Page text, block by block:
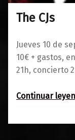
The CJs
Jueves 10 de
10€ + gastos,
21h, concierto
Continuar
01/06/20260Maravillas